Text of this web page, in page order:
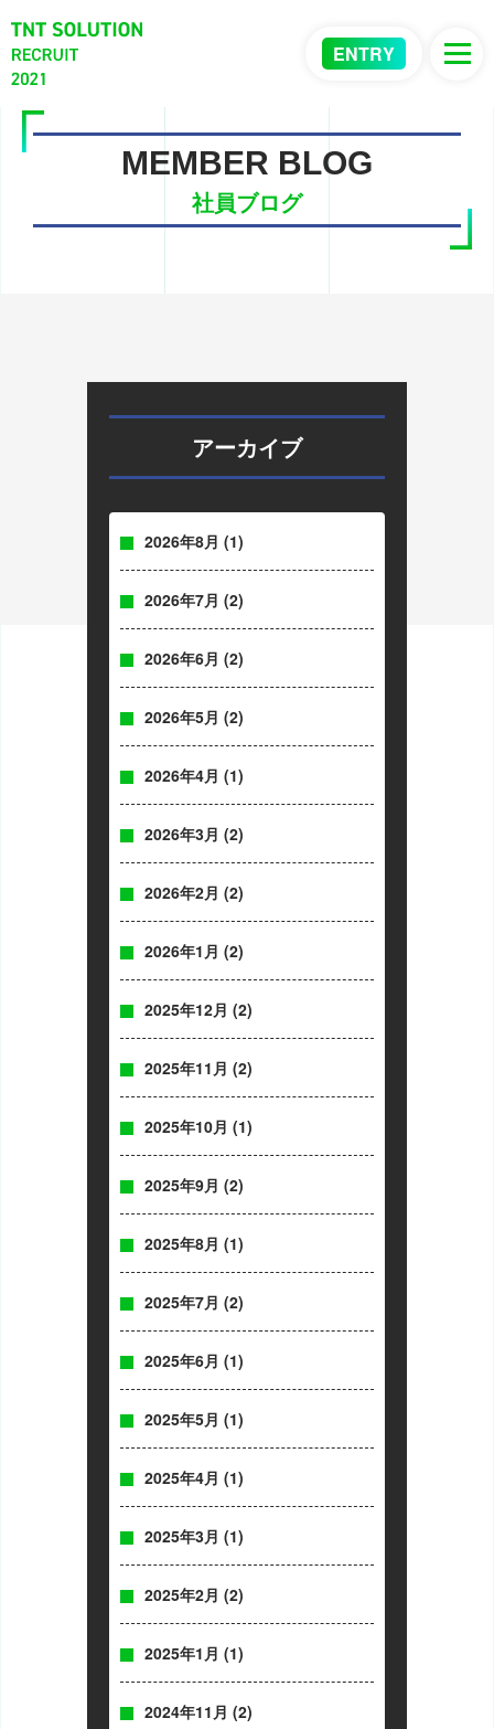
ENTRY
MEMBER BLOG
社員ブログ
アーカイブ
2026年8月 (1)
2026年7月 (2)
2026年6月 (2)
2026年5月 (2)
2026年4月 (1)
2026年3月 (2)
2026年2月 (2)
2026年1月 (2)
2025年12月 (2)
2025年11月 (2)
2025年10月 (1)
2025年9月 (2)
2025年8月 (1)
2025年7月 (2)
2025年6月 (1)
2025年5月 (1)
2025年4月 (1)
2025年3月 (1)
2025年2月 (2)
2025年1月 (1)
2024年11月 (2)